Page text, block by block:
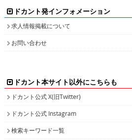
ドカント発インフォメーション
求人情報掲載について
お問い合わせ
ドカント本サイト以外にこちらも
ドカント公式 X(旧Twitter)
ドカント公式 Instagram
検索キーワード一覧